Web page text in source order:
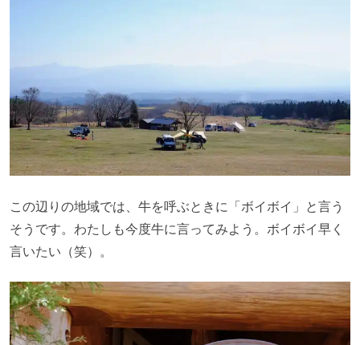
この辺りの地域では、牛を呼ぶときに「ボイボイ」と言う
そうです。わたしも今度牛に言ってみよう。ボイボイ早く
言いたい（笑）。